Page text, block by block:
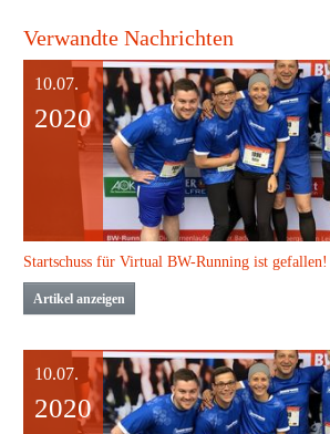
Verwandte Nachrichten
10.07.
2020
Startschuss für Virtual BW-Running ist gefallen!
Artikel anzeigen
10.07.
2020